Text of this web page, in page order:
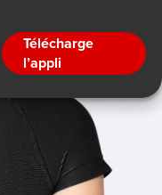
Télécharge
l’appli